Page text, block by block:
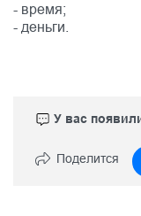
- время;
- деньги.
У вас
Поделится